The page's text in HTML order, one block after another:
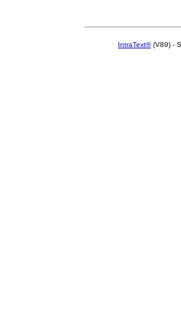
IntraText®(V89) -